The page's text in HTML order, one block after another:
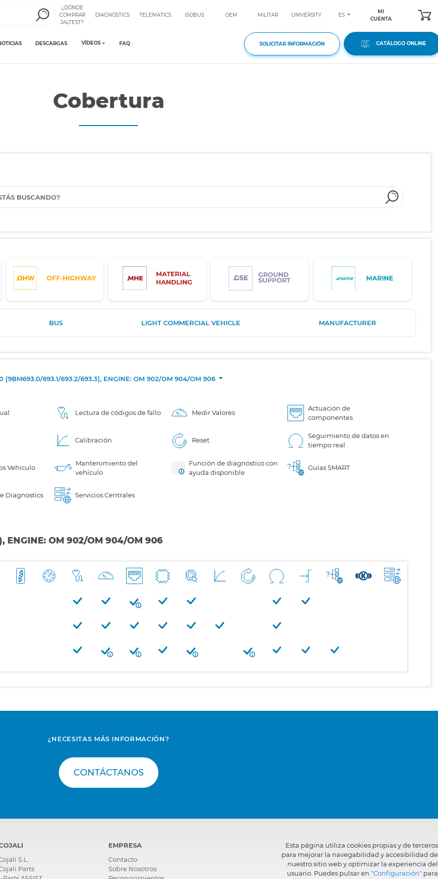
¿DÓNDE
COMPRAR
JALTEST?
DIAGNOSTICS TELEMATICS ISOBUS OEM MILITAR UNIVERSITY ES
MI
CUENTA
DESCARGAS VÍDEOS FAQ SOLICITAR INFORMACIÓN CATÁLOGO ONLINE
Cobertura
BUS LIGHT COMMERCIAL VEHICLE MANUFACTURER
(9BM693.0/693.1/693.2/693.3), ENGINE: OM 902/OM 904/OM 906
Lectura de códigos de fallo Medir Valores
Actuación de
componentes
Calibración Reset
Seguimiento de datos en
tiempo real
Vehículo
Mantenimiento del
vehículo
Función de diagnóstico con
ayuda disponible
Guías SMART
Diagnostics Servicios Centrales
ENGINE: OM 902/OM 904/OM 906
¿NECESITAS MÁS INFORMACIÓN?
CONTÁCTANOS
S.L.
Parts
EMPRESA
Contacto
Sobre Nosotros
Esta página utiliza cookies propias y de terceros
para mejorar la navegabilidad y accesibilidad de
nuestro sitio web y optimizar la experiencia del
usuario. Puedes pulsar en "Configuración" para